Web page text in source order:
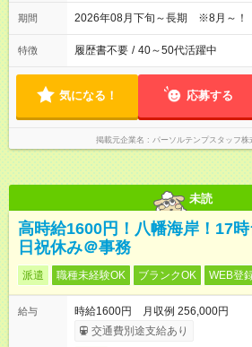
期間 2026年08月下旬～長期 ※8月～！
特徴 履歴書不要 / 40～50代活躍中
気になる！ 応募する
掲載元企業名 パーソルテンプスタッフ
未読
高時給1600円！八幡海岸！17
日祝休み＠事務
派遣 職種未経験OK ブランクOK WEB登
給与
時給1600円 月収例 256,000円
交通費別途支給あり